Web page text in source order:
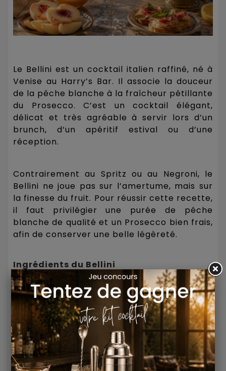
Le Bellini est un cocktail italien raffiné, né à
Venise au Harry’s Bar. Il associe la douceur
de la pêche blanche à la fraîcheur pétillante
du Prosecco. C’est un cocktail élégant,
délicat et très agréable à servir lors d’un
brunch, d’un apéritif estival ou d’une
réception.
Contrairement au Spritz ou au Negroni, le
Bellini ne joue pas sur l’amertume, mais sur
la finesse du fruit. Pour réussir cette recette,
il faut privilégier une purée de pêche
blanche de qualité et un Prosecco bien frais,
afin de conserver une belle légèreté.
Ingrédients du Bellini
- 100 ml de Prosecco bien frais
- 50 ml de purée de pêche blanche
- Quelques gouttes de jus de citron,
facultatif
Recette du Bellini
- Étape 1 : Verser la purée de pêche blanche